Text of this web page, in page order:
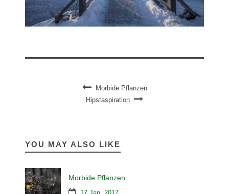
Morbide Pflanzen
Hipstaspiration
YOU MAY ALSO LIKE
Morbide Pflanzen